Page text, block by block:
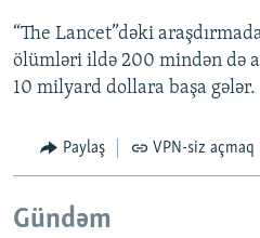
“The Lancet”dəki
ölümləri ildə 200 mindən də
10 milyard dollara başa gələr.
Paylaş VPN-siz açmaq
Gündəm